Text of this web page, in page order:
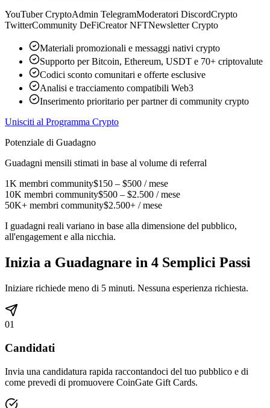
YouTuber CryptoAdmin TelegramModeratori DiscordCrypto
TwitterCommunity DeFiCreator NFTNewsletter Crypto
Materiali promozionali e messaggi nativi crypto
Supporto per Bitcoin, Ethereum, USDT e 70+ criptovalute
Codici sconto comunitari e offerte esclusive
Analisi e tracciamento compatibili Web3
Inserimento prioritario per partner di community crypto
Unisciti al Programma Crypto
Potenziale di Guadagno
Guadagni mensili stimati in base al volume di referral
1K membri community$150 – $500 / mese
10K membri community$500 – $2.500 / mese
50K+ membri community$2.500+ / mese
I guadagni reali variano in base alla dimensione del pubblico,
all'engagement e alla nicchia.
Inizia a Guadagnare in 4 Semplici Passi
Iniziare richiede meno di 5 minuti. Nessuna esperienza richiesta.
01
Candidati
Invia una candidatura rapida raccontandoci del tuo pubblico e di
come prevedi di promuovere CoinGate Gift Cards.